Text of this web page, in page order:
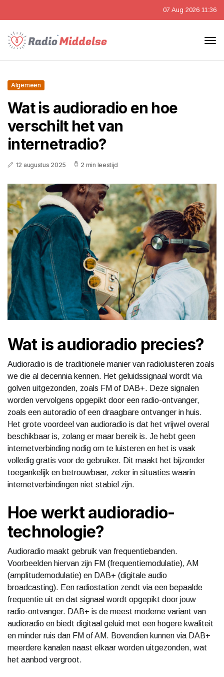
07 Aug 2026 11:36
Algemeen
Wat is audioradio en hoe
verschilt het van
internetradio?
12 augustus 2025 2 min leestijd
Wat is audioradio precies?
Audioradio is de traditionele manier van radioluisteren zoals
we die al decennia kennen. Het geluidssignaal wordt via
golven uitgezonden, zoals FM of DAB+. Deze signalen
worden vervolgens opgepikt door een radio-ontvanger,
zoals een autoradio of een draagbare ontvanger in huis.
Het grote voordeel van audioradio is dat het vrijwel overal
beschikbaar is, zolang er maar bereik is. Je hebt geen
internetverbinding nodig om te luisteren en het is vaak
volledig gratis voor de gebruiker. Dit maakt het bijzonder
toegankelijk en betrouwbaar, zeker in situaties waarin
internetverbindingen niet stabiel zijn.
Hoe werkt audioradio-
technologie?
Audioradio maakt gebruik van frequentiebanden.
Voorbeelden hiervan zijn FM (frequentiemodulatie), AM
(amplitudemodulatie) en DAB+ (digitale audio
broadcasting). Een radiostation zendt via een bepaalde
frequentie uit en dat signaal wordt opgepikt door jouw
radio-ontvanger. DAB+ is de meest moderne variant van
audioradio en biedt digitaal geluid met een hogere kwaliteit
en minder ruis dan FM of AM. Bovendien kunnen via DAB+
meerdere kanalen naast elkaar worden uitgezonden, wat
het aanbod vergroot.